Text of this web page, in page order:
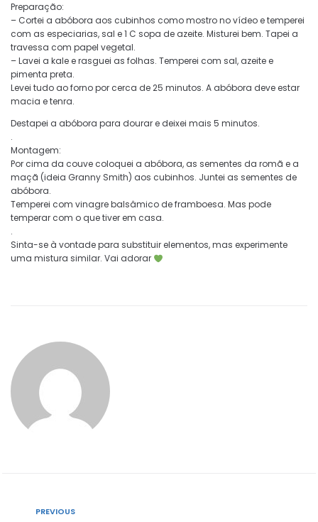
Preparação:
– Cortei a abóbora aos cubinhos como mostro no vídeo e temperei
com as especiarias, sal e 1 C sopa de azeite. Misturei bem. Tapei a
travessa com papel vegetal.
– Lavei a kale e rasguei as folhas. Temperei com sal, azeite e
pimenta preta.
Levei tudo ao forno por cerca de 25 minutos. A abóbora deve estar
macia e tenra.
Destapei a abóbora para dourar e deixei mais 5 minutos.
.
Montagem:
Por cima da couve coloquei a abóbora, as sementes da romã e a
maçã (ideia Granny Smith) aos cubinhos. Juntei as sementes de
abóbora.
Temperei com vinagre balsâmico de framboesa. Mas pode
temperar com o que tiver em casa.
.
Sinta-se à vontade para substituir elementos, mas experimente
uma mistura similar. Vai adorar
PREVIOUS